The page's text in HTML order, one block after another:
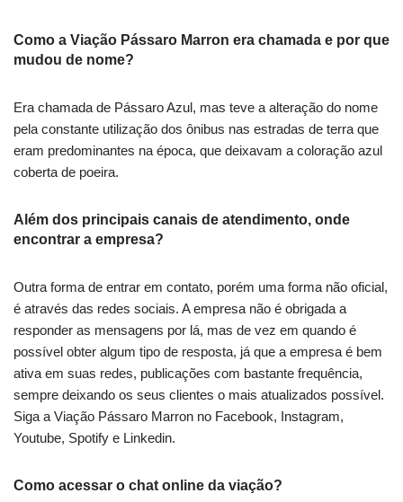
Como a Viação Pássaro Marron era chamada e por que
mudou de nome?
Era chamada de Pássaro Azul, mas teve a alteração do nome
pela constante utilização dos ônibus nas estradas de terra que
eram predominantes na época, que deixavam a coloração azul
coberta de poeira.
Além dos principais canais de atendimento, onde
encontrar a empresa?
Outra forma de entrar em contato, porém uma forma não oficial,
é através das redes sociais. A empresa não é obrigada a
responder as mensagens por lá, mas de vez em quando é
possível obter algum tipo de resposta, já que a empresa é bem
ativa em suas redes, publicações com bastante frequência,
sempre deixando os seus clientes o mais atualizados possível.
Siga a Viação Pássaro Marron no Facebook, Instagram,
Youtube, Spotify e Linkedin.
Como acessar o chat online da viação?